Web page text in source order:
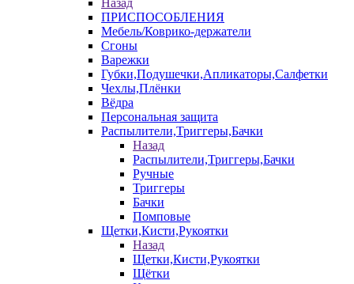
Назад
ПРИСПОСОБЛЕНИЯ
Мебель/Коврико-держатели
Сгоны
Варежки
Губки,Подушечки,Апликаторы,Салфетки
Чехлы,Плёнки
Вёдра
Персональная защита
Распылители,Триггеры,Бачки
Назад
Распылители,Триггеры,Бачки
Ручные
Триггеры
Бачки
Помповые
Щетки,Кисти,Рукоятки
Назад
Щетки,Кисти,Рукоятки
Щётки